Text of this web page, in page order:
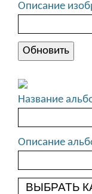
Описание
Название
Описание
ВЫБРАТЬ